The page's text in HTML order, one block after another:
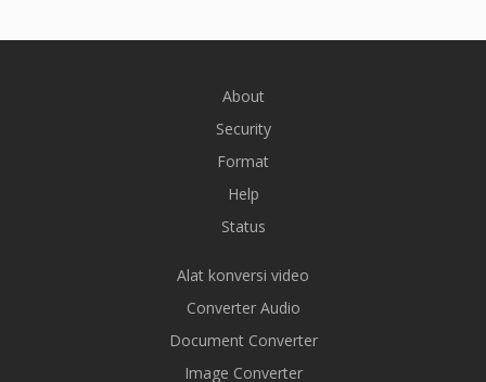
About
Security
Format
Help
Status
Alat konversi video
Converter Audio
Document Converter
Image Converter